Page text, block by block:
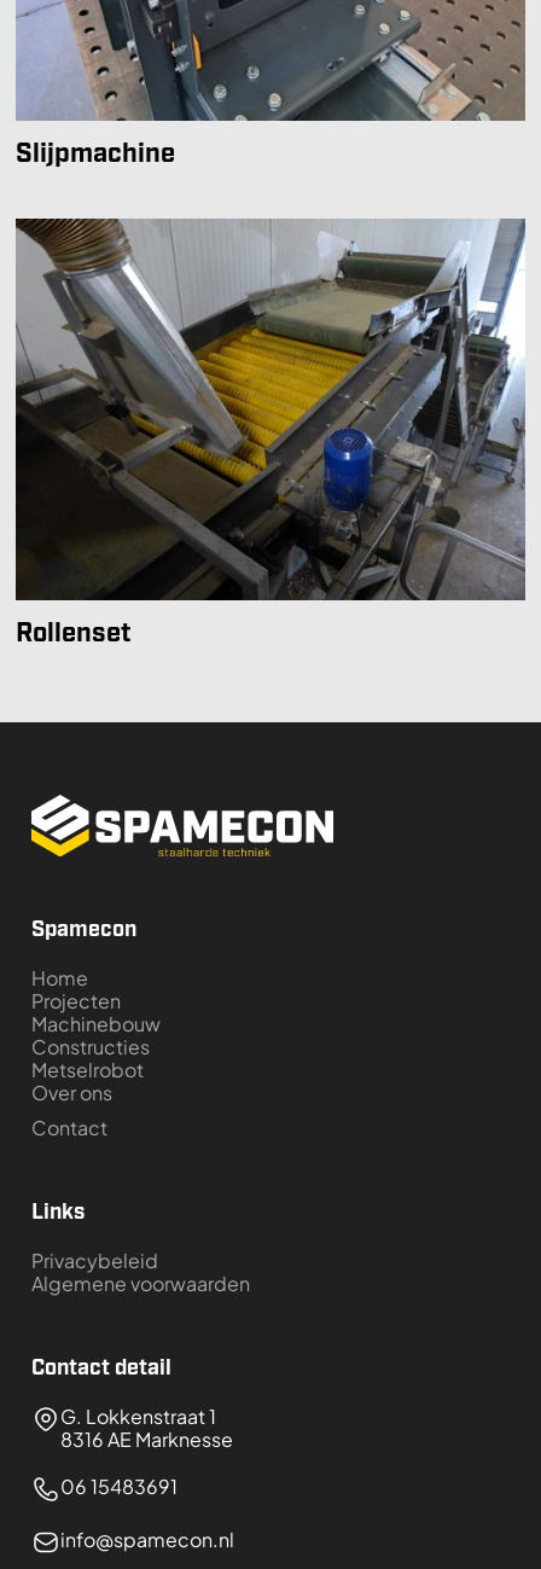
Slijpmachine
Rollenset
Spamecon
Home
Projecten
Machinebouw
Constructies
Metselrobot
Over ons
Contact
Links
Privacybeleid
Algemene voorwaarden
Contact detail
G. Lokkenstraat 1
8316 AE Marknesse
06 15483691
info@spamecon.nl